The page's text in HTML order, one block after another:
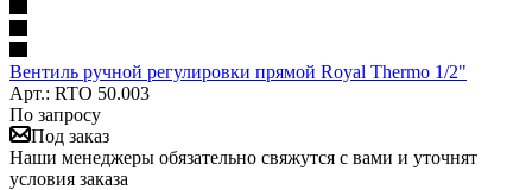
Вентиль ручной регулировки прямой Royal Thermo 1/2"
Арт.: RTO 50.003
По запросу
Под заказ
Наши менеджеры обязательно свяжутся с вами и уточнят
условия заказа